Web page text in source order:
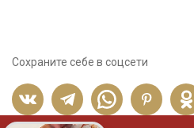
Сохраните себе в соцсети